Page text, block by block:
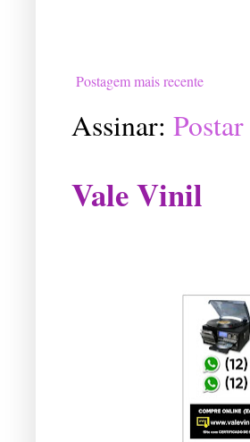
Postagem mais recente
Assinar:
Vale Vinil